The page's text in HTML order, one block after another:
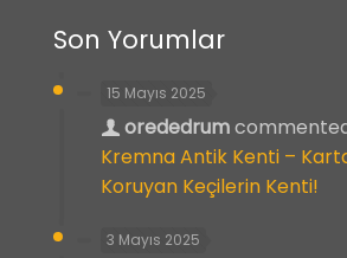
Son Yorumlar
15 Mayıs 2025
orededrum
Kremna Antik Kenti –
Koruyan Keçilerin Kenti!
3 Mayıs 2025